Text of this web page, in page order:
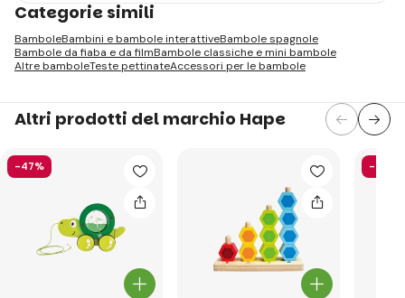
Categorie simili
BamboleBambini e bambole interattiveBambole spagnole
Bambole da fiaba e da filmBambole classiche e mini bambole
Altre bamboleTeste pettinateAccessori per le bambole
Altri prodotti del marchio Hape
-47% -57%